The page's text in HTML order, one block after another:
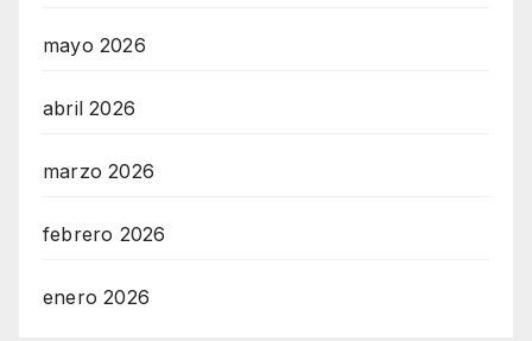
mayo 2026
abril 2026
marzo 2026
febrero 2026
enero 2026